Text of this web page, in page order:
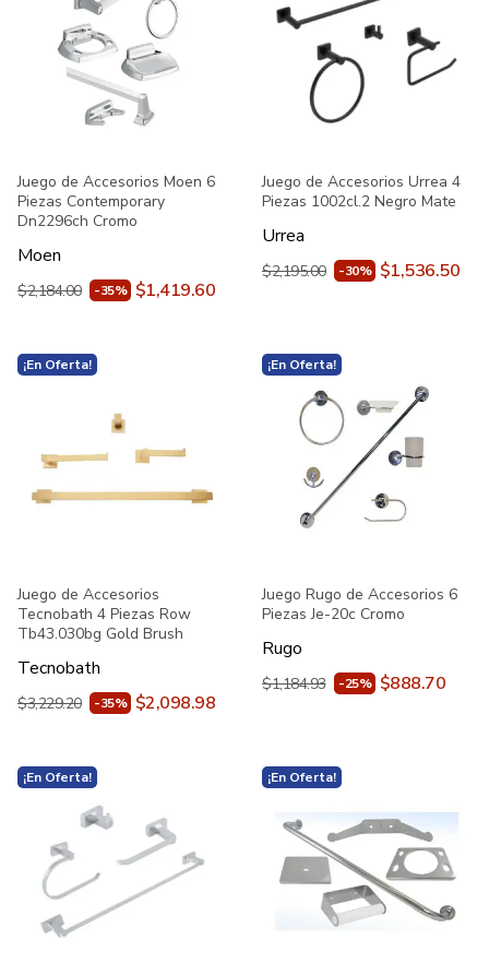
Juego de Accesorios Moen 6
Piezas Contemporary
Dn2296ch Cromo
Moen
$2,184.00 -35% $1,419.60
Juego de Accesorios Urrea 4
Piezas 1002cl.2 Negro Mate
Urrea
$2,195.00 -30% $1,536.50
¡En Oferta!
Juego de Accesorios
Tecnobath 4 Piezas Row
Tb43.030bg Gold Brush
Tecnobath
$3,229.20 -35% $2,098.98
¡En Oferta!
Juego Rugo de Accesorios 6
Piezas Je-20c Cromo
Rugo
$1,184.93 -25% $888.70
¡En Oferta! ¡En Oferta!